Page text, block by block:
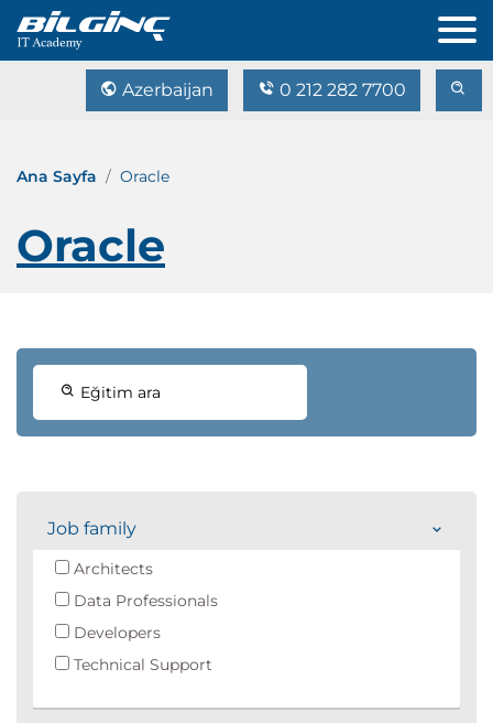
Azerbaijan 0 212 282 7700
Ana Sayfa Oracle
Oracle
Eğitim ara
Job family
Architects
Data Professionals
Developers
Technical Support